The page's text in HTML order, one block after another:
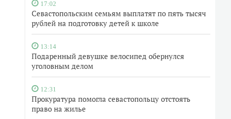
17:02
Севастопольским семьям выплатят по пять тысяч
рублей на подготовку детей к школе
13:14
Подаренный девушке велосипед обернулся
уголовным делом
12:31
Прокуратура помогла севастопольцу отстоять
право на жилье